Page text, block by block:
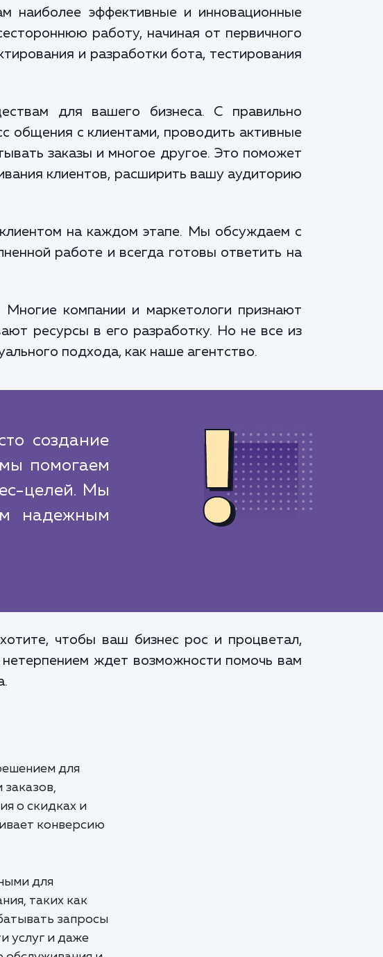
наиболее эффективные и инновационные
работу, начиная от первичного
и разработки бота, тестирования
для вашего бизнеса. С правильно
общения с клиентами, проводить активные
заказы и многое другое. Это поможет
клиентов, расширить вашу аудиторию
на каждом этапе. Мы обсуждаем с
работе и всегда готовы ответить на
компании и маркетологи признают
ресурсы в его разработку. Но не все из
подхода, как наше агентство.
создание
помогаем
целей. Мы
надежным
чтобы ваш бизнес рос и процветал,
ждет возможности помочь вам
для
о скидках и
конверсию
для
таких как
запросы
услуг и даже